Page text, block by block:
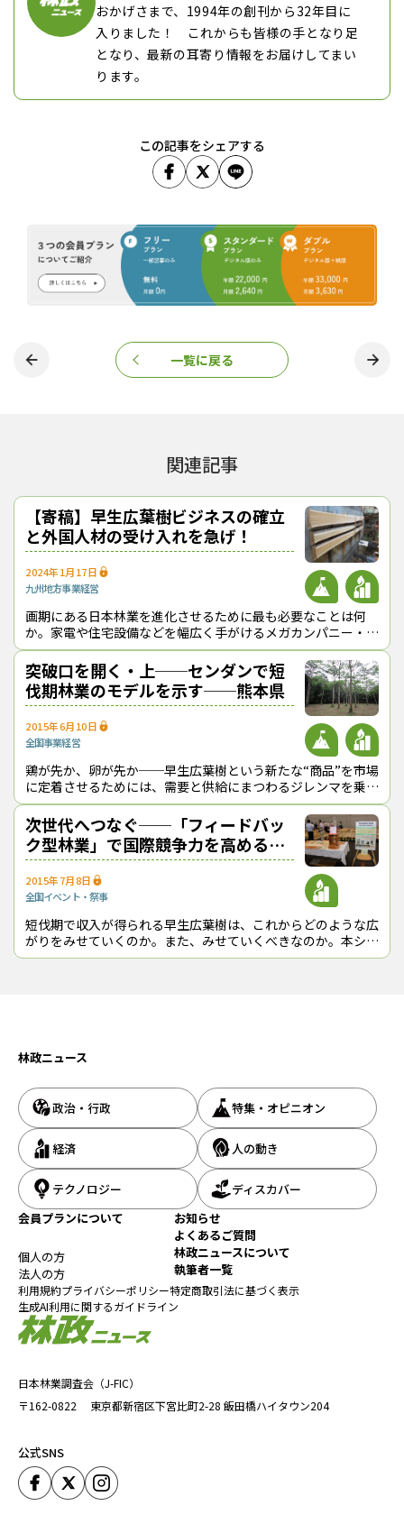
おかげさまで、1994年の創刊から32年目に
入りました！ これからも皆様の手となり足
となり、最新の耳寄り情報をお届けしてまい
ります。
この記事をシェアする
一覧に戻る
関連記事
【寄稿】早生広葉樹ビジネスの確立
と外国人材の受け入れを急げ！
2024年1月17日
九州地方事業経営
画期にある日本林業を進化させるために最も必要なことは何
か。家電や住宅設備などを幅広く手がけるメガカンパニー・パ
ナソニックホールディングス（株）（旧松下電器産業（株））
のグループ企業で研修やコンサルティ
突破口を開く・上──センダンで短
伐期林業のモデルを示す──熊本県
2015年6月10日
全国事業経営
鶏が先か、卵が先か──早生広葉樹という新たな“商品”を市場
に定着させるためには、需要と供給にまつわるジレンマを乗り
越える“突破力”が必要だ。その先駆けとなる挑戦が九州で始ま
っている。最先端の動きを２回
次世代へつなぐ──「フィードバッ
ク型林業」で国際競争力を高める
【広葉樹新時代 新たな資源と市場
が動き出す⑤】
2015年7月8日
全国イベント・祭事
短伐期で収入が得られる早生広葉樹は、これからどのような広
がりをみせていくのか。また、みせていくべきなのか。本シリ
ーズの締めくくりとして、将来へのシナリオを探る。
日本林業調査会（J-FIC）
〒162-0822
東京都新宿区下宮比町2-28 飯田橋ハイタウン204
公式SNS
林政ニュース
政治・行政 特集・オピニオン
経済 人の動き
テクノロジー
ディスカバー
会員プランについて
個人の方
法人の方
お知らせ
よくあるご質問
林政ニュースについて
執筆者一覧
利用規約プライバシーポリシー特定商取引法に基づく表示
生成AI利用に関するガイドライン